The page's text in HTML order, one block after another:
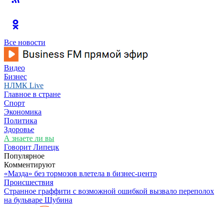
Все новости
Видео
Бизнес
НЛМК Live
Главное в стране
Спорт
Экономика
Политика
Здоровье
А знаете ли вы
Говорит Липецк
Популярное
Комментируют
«Мазда» без тормозов влетела в бизнес-центр
Происшествия
Странное граффити с возможной ошибкой вызвало переполох
на бульваре Шубина